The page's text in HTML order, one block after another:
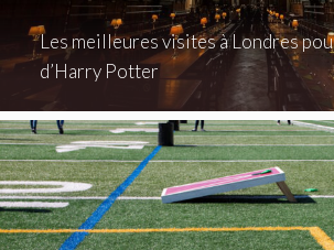
Les meilleures visites à Londres
d’Harry Potter